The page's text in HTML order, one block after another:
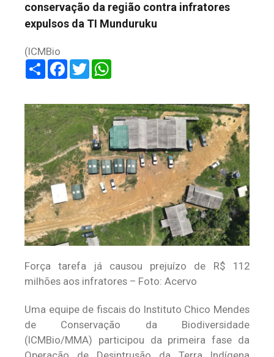
conservação da região contra infratores
expulsos da TI Munduruku
(ICMBio
ShareFacebook
Twitter
Força tarefa já causou prejuízo de R$ 112
milhões aos infratores – Foto: Acervo
Uma equipe de fiscais do Instituto Chico Mendes
de Conservação da Biodiversidade
(ICMBio/MMA) participou da primeira fase da